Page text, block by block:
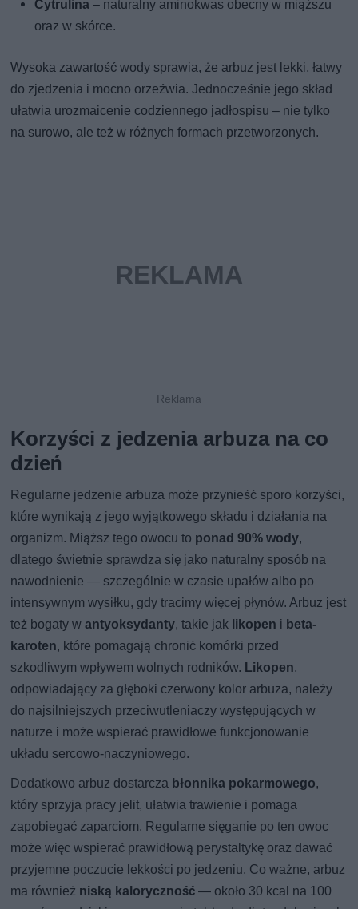
Cytrulina – naturalny aminokwas obecny w miąższu
oraz w skórce.
Wysoka zawartość wody sprawia, że arbuz jest lekki, łatwy
do zjedzenia i mocno orzeźwia. Jednocześnie jego skład
ułatwia urozmaicenie codziennego jadłospisu – nie tylko
na surowo, ale też w różnych formach przetworzonych.
Korzyści z jedzenia arbuza na co
dzień
Regularne jedzenie arbuza może przynieść sporo korzyści,
które wynikają z jego wyjątkowego składu i działania na
organizm. Miąższ tego owocu to ponad 90% wody,
dlatego świetnie sprawdza się jako naturalny sposób na
nawodnienie — szczególnie w czasie upałów albo po
intensywnym wysiłku, gdy tracimy więcej płynów. Arbuz jest
też bogaty wantyoksydanty, takie jak likopen i beta-
karoten, które pomagają chronić komórki przed
szkodliwym wpływem wolnych rodników. Likopen,
odpowiadający za głęboki czerwony kolor arbuza, należy
do najsilniejszych przeciwutleniaczy występujących w
naturze i może wspierać prawidłowe funkcjonowanie
układu sercowo-naczyniowego.
Dodatkowo arbuz dostarcza błonnika pokarmowego,
który sprzyja pracy jelit, ułatwia trawienie i pomaga
zapobiegać zaparciom. Regularne sięganie po ten owoc
może więc wspierać prawidłową perystaltykę oraz dawać
przyjemne poczucie lekkości po jedzeniu. Co ważne, arbuz
ma również niską kaloryczność — około 30 kcal na 100